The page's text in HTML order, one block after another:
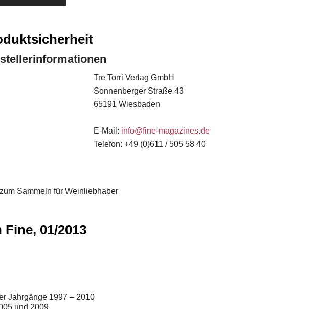
Tre Torri Verlag GmbH
Sonnenberger Straße 43
65191 Wiesbaden
E-Mail: info@fine-magazines.de
Telefon: +49 (0)611 / 505 58 40
Sammeln für Weinliebhaber
01/2013
Jahrgänge 1997 – 2010
und 2009